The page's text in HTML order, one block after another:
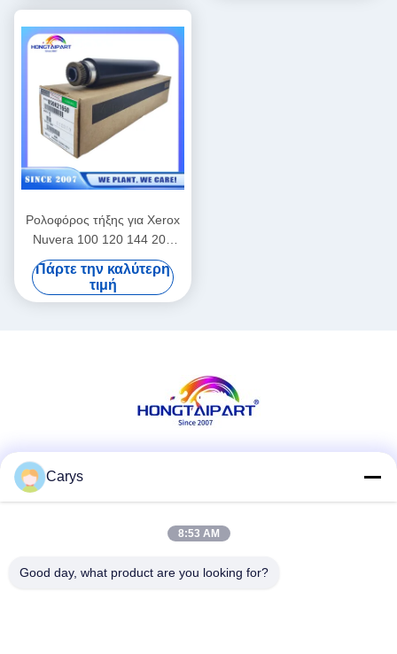
Ρολοφόρος τήξης για Xerox
Nuvera 100 120 144 200
288 059K58953 059K58957
59K58953 059K58954
Ρολοφόρος θέρμανσης
Πάρτε την καλύτερη
τιμή
Carys
8:53 AM
Good day, what product are you looking for?